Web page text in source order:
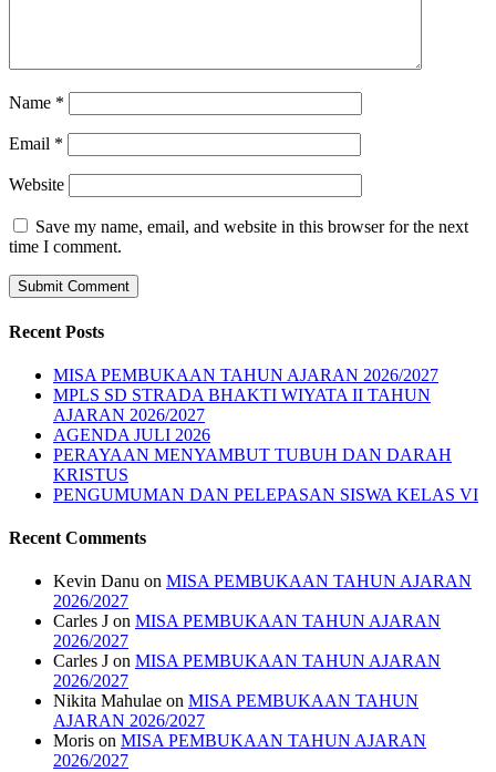
Name *
Email *
Website
Save my name, email, and website in this browser for the next
time I comment.
Recent Posts
MISA PEMBUKAAN TAHUN AJARAN 2026/2027
MPLS SD STRADA BHAKTI WIYATA II TAHUN
AJARAN 2026/2027
AGENDA JULI 2026
PERAYAAN MENYAMBUT TUBUH DAN DARAH
KRISTUS
PENGUMUMAN DAN PELEPASAN SISWA KELAS VI
Recent Comments
Kevin Danu on MISA PEMBUKAAN TAHUN AJARAN
2026/2027
Carles J on MISA PEMBUKAAN TAHUN AJARAN
2026/2027
Carles J on MISA PEMBUKAAN TAHUN AJARAN
2026/2027
Nikita Mahulae on MISA PEMBUKAAN TAHUN
AJARAN 2026/2027
Moris on MISA PEMBUKAAN TAHUN AJARAN
2026/2027